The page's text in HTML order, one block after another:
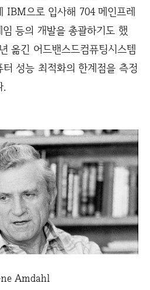
IBM으로 입사해 704 메인프레
등의 개발을 총괄하기도 했
옮긴 어드밴스드컴퓨팅시스템
성능 최적화의 한계점을 측정
.
Amdahl